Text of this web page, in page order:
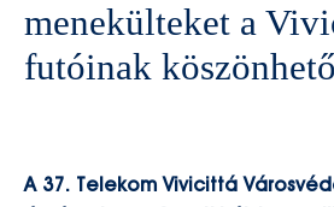
menekülteket a
futóinak
A 37. Telekom Vivicittá